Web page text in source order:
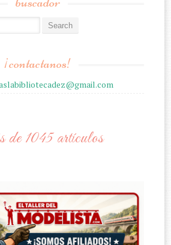
¡contactanos!
1045 artículos